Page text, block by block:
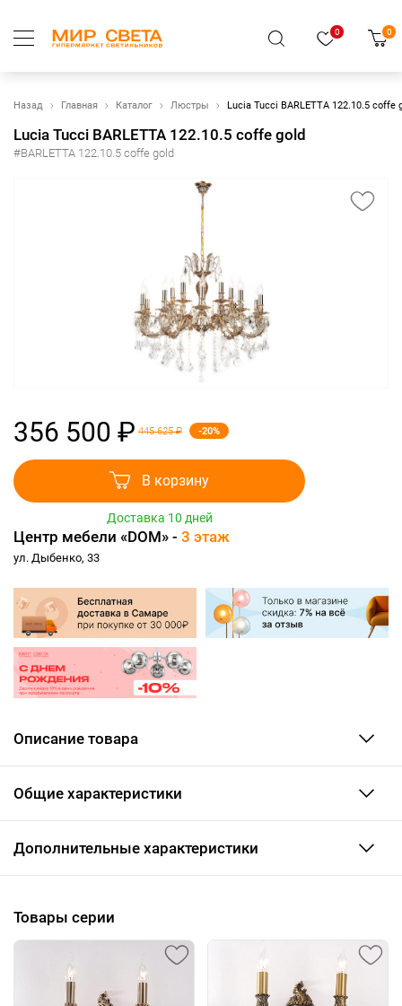
0 0
Назад Главная Каталог Люстры Lucia Tucci BARLETTA 122.10.5 coffe
Lucia Tucci BARLETTA 122.10.5 coffe gold
#BARLETTA 122.10.5 coffe gold
356 500 ₽ 445 625 ₽ -20%
В корзину
Доставка 10 дней
Центр мебели «DOM» - 3 этаж
ул. Дыбенко, 33
Описание товара
Общие характеристики
Дополнительные характеристики
Товары серии